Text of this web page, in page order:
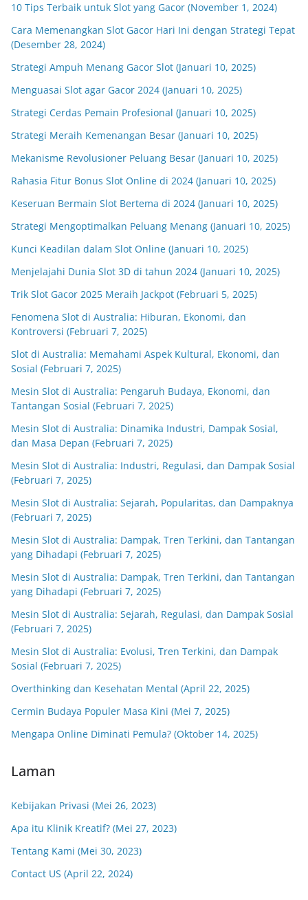
10 Tips Terbaik untuk Slot yang Gacor (November 1, 2024)
Cara Memenangkan Slot Gacor Hari Ini dengan Strategi Tepat
(Desember 28, 2024)
Strategi Ampuh Menang Gacor Slot (Januari 10, 2025)
Menguasai Slot agar Gacor 2024 (Januari 10, 2025)
Strategi Cerdas Pemain Profesional (Januari 10, 2025)
Strategi Meraih Kemenangan Besar (Januari 10, 2025)
Mekanisme Revolusioner Peluang Besar (Januari 10, 2025)
Rahasia Fitur Bonus Slot Online di 2024 (Januari 10, 2025)
Keseruan Bermain Slot Bertema di 2024 (Januari 10, 2025)
Strategi Mengoptimalkan Peluang Menang (Januari 10, 2025)
Kunci Keadilan dalam Slot Online (Januari 10, 2025)
Menjelajahi Dunia Slot 3D di tahun 2024 (Januari 10, 2025)
Trik Slot Gacor 2025 Meraih Jackpot (Februari 5, 2025)
Fenomena Slot di Australia: Hiburan, Ekonomi, dan
Kontroversi (Februari 7, 2025)
Slot di Australia: Memahami Aspek Kultural, Ekonomi, dan
Sosial (Februari 7, 2025)
Mesin Slot di Australia: Pengaruh Budaya, Ekonomi, dan
Tantangan Sosial (Februari 7, 2025)
Mesin Slot di Australia: Dinamika Industri, Dampak Sosial,
dan Masa Depan (Februari 7, 2025)
Mesin Slot di Australia: Industri, Regulasi, dan Dampak Sosial
(Februari 7, 2025)
Mesin Slot di Australia: Sejarah, Popularitas, dan Dampaknya
(Februari 7, 2025)
Mesin Slot di Australia: Dampak, Tren Terkini, dan Tantangan
yang Dihadapi (Februari 7, 2025)
Mesin Slot di Australia: Dampak, Tren Terkini, dan Tantangan
yang Dihadapi (Februari 7, 2025)
Mesin Slot di Australia: Sejarah, Regulasi, dan Dampak Sosial
(Februari 7, 2025)
Mesin Slot di Australia: Evolusi, Tren Terkini, dan Dampak
Sosial (Februari 7, 2025)
Overthinking dan Kesehatan Mental (April 22, 2025)
Cermin Budaya Populer Masa Kini (Mei 7, 2025)
Mengapa Online Diminati Pemula? (Oktober 14, 2025)
Laman
Kebijakan Privasi (Mei 26, 2023)
Apa itu Klinik Kreatif? (Mei 27, 2023)
Tentang Kami (Mei 30, 2023)
Contact US (April 22, 2024)